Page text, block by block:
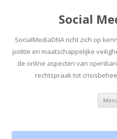
Social
SocialMediaDNA richt zich op
politie en maatschappelijke
de online aspecten van
rechtspraak tot